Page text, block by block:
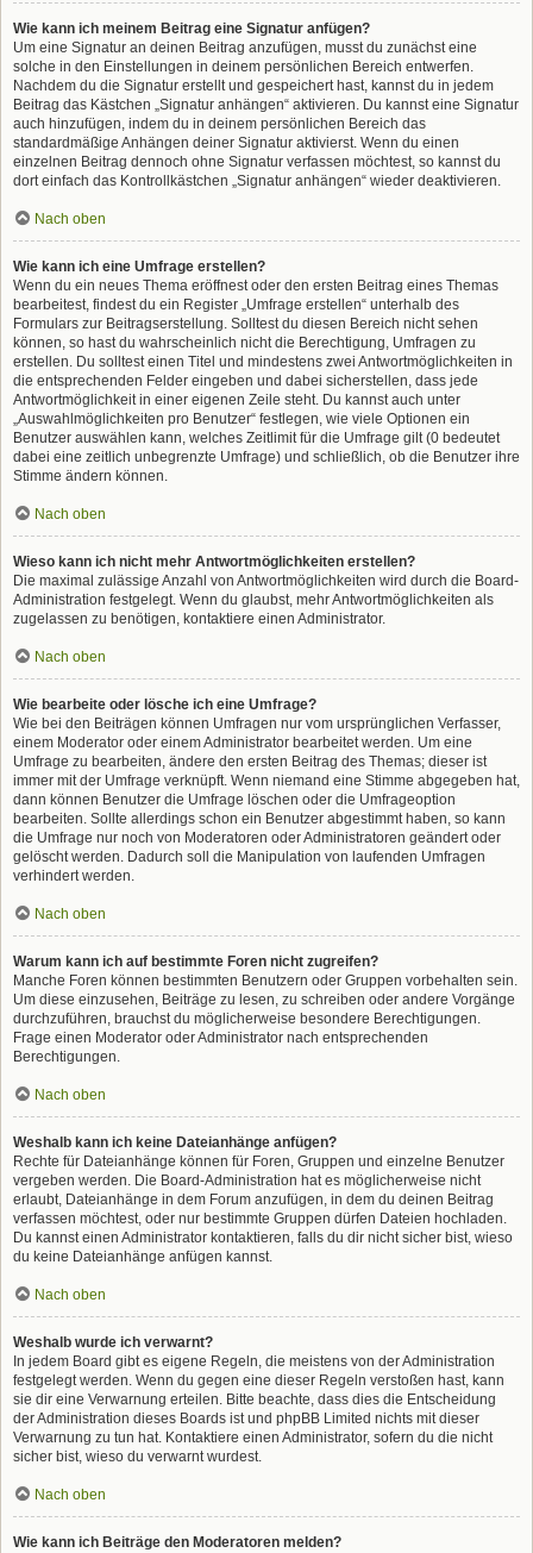
Wie kann ich meinem Beitrag eine Signatur anfügen?
Um eine Signatur an deinen Beitrag anzufügen, musst du zunächst eine
solche in den Einstellungen in deinem persönlichen Bereich entwerfen.
Nachdem du die Signatur erstellt und gespeichert hast, kannst du in jedem
Beitrag das Kästchen „Signatur anhängen“ aktivieren. Du kannst eine Signatur
auch hinzufügen, indem du in deinem persönlichen Bereich das
standardmäßige Anhängen deiner Signatur aktivierst. Wenn du einen
einzelnen Beitrag dennoch ohne Signatur verfassen möchtest, so kannst du
dort einfach das Kontrollkästchen „Signatur anhängen“ wieder deaktivieren.
Nach oben
Wie kann ich eine Umfrage erstellen?
Wenn du ein neues Thema eröffnest oder den ersten Beitrag eines Themas
bearbeitest, findest du ein Register „Umfrage erstellen“ unterhalb des
Formulars zur Beitragserstellung. Solltest du diesen Bereich nicht sehen
können, so hast du wahrscheinlich nicht die Berechtigung, Umfragen zu
erstellen. Du solltest einen Titel und mindestens zwei Antwortmöglichkeiten in
die entsprechenden Felder eingeben und dabei sicherstellen, dass jede
Antwortmöglichkeit in einer eigenen Zeile steht. Du kannst auch unter
„Auswahlmöglichkeiten pro Benutzer“ festlegen, wie viele Optionen ein
Benutzer auswählen kann, welches Zeitlimit für die Umfrage gilt (0 bedeutet
dabei eine zeitlich unbegrenzte Umfrage) und schließlich, ob die Benutzer ihre
Stimme ändern können.
Nach oben
Wieso kann ich nicht mehr Antwortmöglichkeiten erstellen?
Die maximal zulässige Anzahl von Antwortmöglichkeiten wird durch die Board-
Administration festgelegt. Wenn du glaubst, mehr Antwortmöglichkeiten als
zugelassen zu benötigen, kontaktiere einen Administrator.
Nach oben
Wie bearbeite oder lösche ich eine Umfrage?
Wie bei den Beiträgen können Umfragen nur vom ursprünglichen Verfasser,
einem Moderator oder einem Administrator bearbeitet werden. Um eine
Umfrage zu bearbeiten, ändere den ersten Beitrag des Themas; dieser ist
immer mit der Umfrage verknüpft. Wenn niemand eine Stimme abgegeben hat,
dann können Benutzer die Umfrage löschen oder die Umfrageoption
bearbeiten. Sollte allerdings schon ein Benutzer abgestimmt haben, so kann
die Umfrage nur noch von Moderatoren oder Administratoren geändert oder
gelöscht werden. Dadurch soll die Manipulation von laufenden Umfragen
verhindert werden.
Nach oben
Warum kann ich auf bestimmte Foren nicht zugreifen?
Manche Foren können bestimmten Benutzern oder Gruppen vorbehalten sein.
Um diese einzusehen, Beiträge zu lesen, zu schreiben oder andere Vorgänge
durchzuführen, brauchst du möglicherweise besondere Berechtigungen.
Frage einen Moderator oder Administrator nach entsprechenden
Berechtigungen.
Nach oben
Weshalb kann ich keine Dateianhänge anfügen?
Rechte für Dateianhänge können für Foren, Gruppen und einzelne Benutzer
vergeben werden. Die Board-Administration hat es möglicherweise nicht
erlaubt, Dateianhänge in dem Forum anzufügen, in dem du deinen Beitrag
verfassen möchtest, oder nur bestimmte Gruppen dürfen Dateien hochladen.
Du kannst einen Administrator kontaktieren, falls du dir nicht sicher bist, wieso
du keine Dateianhänge anfügen kannst.
Nach oben
Weshalb wurde ich verwarnt?
In jedem Board gibt es eigene Regeln, die meistens von der Administration
festgelegt werden. Wenn du gegen eine dieser Regeln verstoßen hast, kann
sie dir eine Verwarnung erteilen. Bitte beachte, dass dies die Entscheidung
der Administration dieses Boards ist und phpBB Limited nichts mit dieser
Verwarnung zu tun hat. Kontaktiere einen Administrator, sofern du die nicht
sicher bist, wieso du verwarnt wurdest.
Nach oben
Wie kann ich Beiträge den Moderatoren melden?